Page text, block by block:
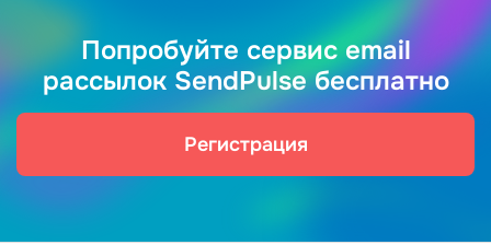
Попробуйте сервис email
рассылок SendPulse бесплатно
Регистрация